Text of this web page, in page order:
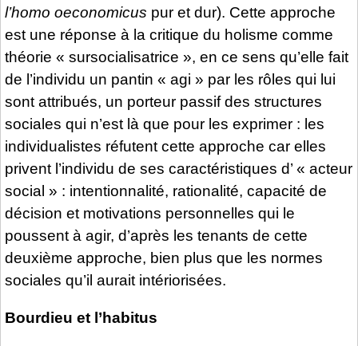
l’homo oeconomicus pur et dur). Cette approche
est une réponse à la critique du holisme comme
théorie « sursocialisatrice », en ce sens qu’elle fait
de l’individu un pantin « agi » par les rôles qui lui
sont attribués, un porteur passif des structures
sociales qui n’est là que pour les exprimer : les
individualistes réfutent cette approche car elles
privent l’individu de ses caractéristiques d’ « acteur
social » : intentionnalité, rationalité, capacité de
décision et motivations personnelles qui le
poussent à agir, d’après les tenants de cette
deuxième approche, bien plus que les normes
sociales qu’il aurait intériorisées.
Bourdieu et l’habitus